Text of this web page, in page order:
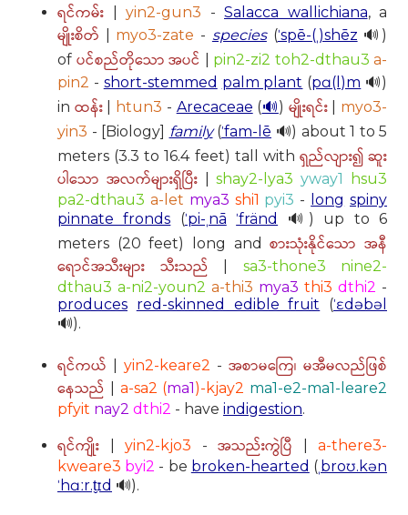
ရင်ကမ်း yin2-gun3 - Salacca wallichiana, a
မျိုးစိတ် myo3-zate - species(ˈspē-(ˌ)shēz 🔊)
of ပင်စည်တိုသော အပင် pin2-zi2 toh2-dthau3 a-
pin2 - short-stemmed palm plant (pɑ(l)m 🔊)
in ထန်း| htun3 - Arecaceae (🔊) မျိုးရင်း| myo3-
yin3 - [Biology] family(ˈfam-lē 🔊) about 1 to 5
meters (3.3 to 16.4 feet) tall with ရှည်လျား၍ ဆူး
ပါသော အလက်များရှိပြီး|shay2-lya3 yway1
hsu3
pa2-dthau3 a-let mya3 shi1 pyi3 - long spiny
pinnate fronds (ˈpi-ˌnā ˈfränd
🔊) up to 6
meters (20 feet) long andစားသုံးနိုင်သော အနီ
ရောင်အသီးများ သီးသည်
sa3-thone3 nine2-
dthau3 a-ni2-youn2 a-thi3 mya3 thi3 dthi2 -
produces red-skinned edible fruit (ˈɛdəbəl
🔊).
ရင်ကယ် yin2-keare2 - အစာမကြေ၊ မအီမလည်ဖြစ်
နေသည်
a-sa2 (ma1)-kjay2 ma1-e2-ma1-leare2
pfyit nay2 dthi2 - have indigestion.
ရင်ကျိုး yin2-kjo3 - အသည်းကွဲပြီ
a-there3-
kweare3 byi2 - be broken-hearted ( ˌbroʊ.kən
ˈhɑːr.t̬ɪd 🔊).